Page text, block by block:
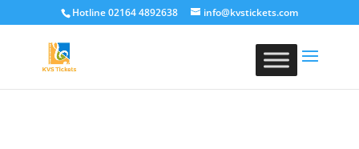
Hotline 02164 4892638 info@kvstickets.com